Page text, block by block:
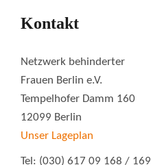
Kontakt
Netzwerk behinderter
Frauen Berlin e.V.
Tempelhofer Damm 160
12099 Berlin
Unser Lageplan
Tel: (030) 617 09 168 / 169